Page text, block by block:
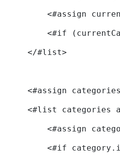
<#assign
<#if
</#list>
<#assign
<#list categories
<#assign
<#if